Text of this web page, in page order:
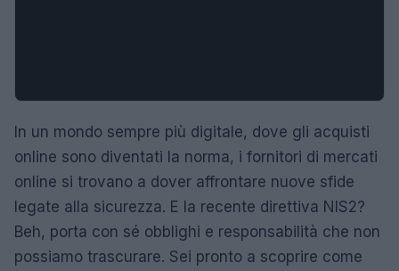
In un mondo sempre più digitale, dove gli acquisti
online sono diventati la norma, i fornitori di mercati
online si trovano a dover affrontare nuove sfide
legate alla sicurezza. E la recente direttiva NIS2?
Beh, porta con sé obblighi e responsabilità che non
possiamo trascurare. Sei pronto a scoprire come